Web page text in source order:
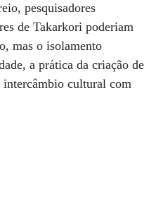
pesquisadores
de Takarkori poderiam
mas o isolamento
a prática da criação de
cultural com